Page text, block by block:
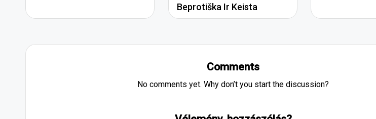
Beprotiška Ir Keista
Comments
No comments yet. Why don’t you start the discussion?